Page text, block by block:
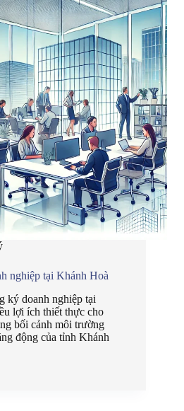
nghiệp tại Khánh Hoà
ký doanh nghiệp tại
lợi ích thiết thực cho
bối cảnh môi trường
động của tỉnh Khánh